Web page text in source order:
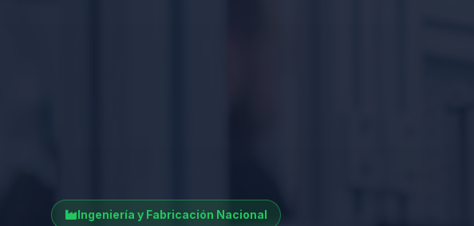
Ingeniería y Fabricación Nacional